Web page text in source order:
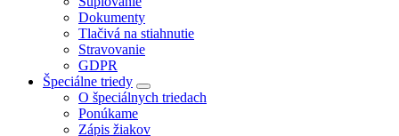
Dokumenty
Tlačivá na stiahnutie
Stravovanie
GDPR
Špeciálne triedy
O špeciálnych triedach
Ponúkame
Zápis žiakov